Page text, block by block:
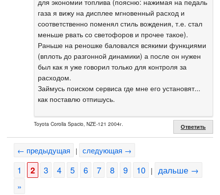
газа я вижу на дисплее мгновенный расход и
соответственно поменял стиль вождения, т.е. стал
меньше рвать со светофоров и прочее такое).
Раньше на реношке баловался всякими функциями
(вплоть до разгонной динамики) а после он нужен
был как я уже говорил только для контроля за
расходом.
Займусь поиском сервиса где мне его установят...
как поставлю отпишусь.
Toyota Corolla Spacio, NZE-121 2004г. Ответить
← предыдущая | следующая →
1 2 3 4 5 6 7 8 9 10 | дальше →
»